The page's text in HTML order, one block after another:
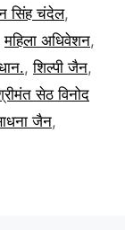
सिंह चंदेल,
महिला अधिवेशन,
,शिल्पी जैन,
सेठ विनोद
जैन,